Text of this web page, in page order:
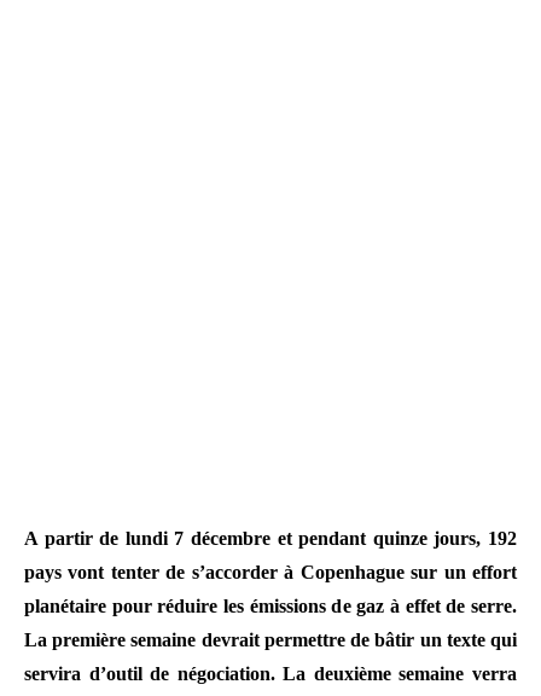
A partir de lundi 7 décembre et pendant quinze jours, 192
pays vont tenter de s’accorder à Copenhague sur un effort
planétaire pour réduire les émissions de gaz à effet de serre.
La première semaine devrait permettre de bâtir un texte qui
servira d’outil de négociation. La deuxième semaine verra